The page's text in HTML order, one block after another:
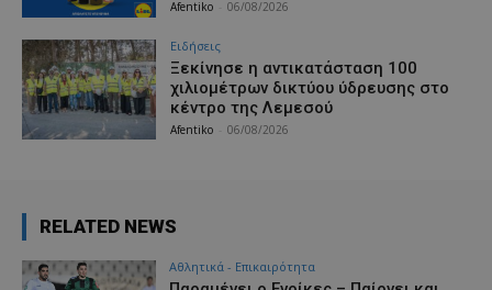
Afentiko 06/08/2026
Ειδήσεις
Ξεκίνησε η αντικατάσταση 100
χιλιομέτρων δικτύου ύδρευσης στο
κέντρο της Λεμεσού
Afentiko 06/08/2026
RELATED NEWS
Αθλητικά - Επικαιρότητα